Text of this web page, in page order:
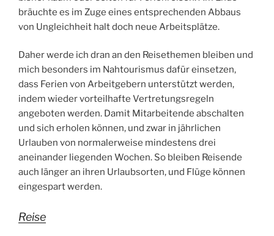
i
a
e
d
e
s
i
g
n
a
t
b
s
bräuchte es im Zuge eines entsprechenden Abbaus
von Ungleichheit halt doch neue Arbeitsplätze.
Daher werde ich dran an den Reisethemen bleiben und
mich besonders im Nahtourismus dafür einsetzen,
dass Ferien von Arbeitgebern unterstützt werden,
indem wieder vorteilhafte Vertretungsregeln
angeboten werden. Damit Mitarbeitende abschalten
und sich erholen können, und zwar in jährlichen
Urlauben von normalerweise mindestens drei
aneinander liegenden Wochen. So bleiben Reisende
auch länger an ihren Urlaubsorten, und Flüge können
eingespart werden.
Reise